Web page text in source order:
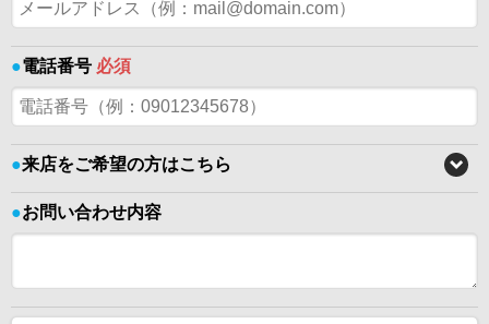
●電話番号 必須
●来店をご希望の方はこちら
●お問い合わせ内容